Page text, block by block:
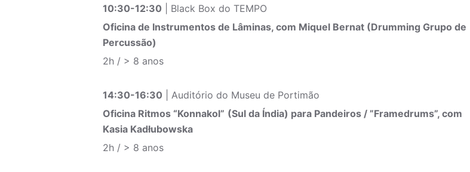
10:30-12:30 | Black Box do TEMPO
Oficina de Instrumentos de Lâminas, com Miquel Bernat (Drumming Grupo de
Percussão)
2h / > 8 anos
14:30-16:30 | Auditório do Museu de Portimão
Oficina Ritmos “Konnakol” (Sul da Índia) para Pandeiros / ”Framedrums”, com
Kasia Kadłubowska
2h / > 8 anos